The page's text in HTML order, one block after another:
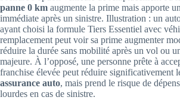
panne 0 km augmente la prime mais apporte
immédiate après un sinistre. Illustration : un
ayant choisi la formule Tiers Essentiel avec
remplacement peut voir sa prime augmenter
réduire la durée sans mobilité après un vol ou
majeure. À l’opposé, une personne prête à
franchise élevée peut réduire significativement
assurance auto, mais prend le risque de
lourdes en cas de sinistre.